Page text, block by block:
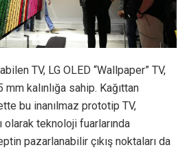
TV, LG OLED “Wallpaper” TV,
kalınlığa sahip. Kağıttan
bu inanılmaz prototip TV,
olarak teknoloji fuarlarında
pazarlanabilir çıkış noktaları da